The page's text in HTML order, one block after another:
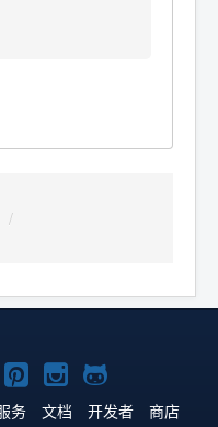
/
Pinterest
主
Instagram
主
GitHub
主
务 文档 开发者 商店